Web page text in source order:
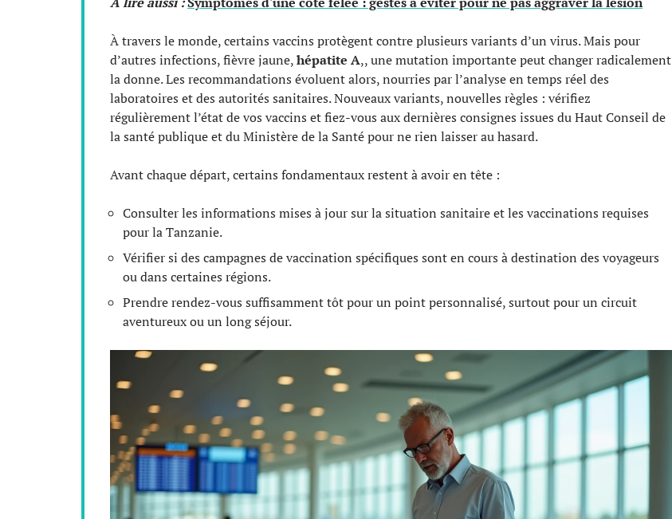
À travers le monde, certains vaccins protègent contre plusieurs variants d’un virus. Mais pour
d’autres infections, fièvre jaune,hépatite A,, une mutation importante peut changer radicalement
la donne. Les recommandations évoluent alors, nourries par l’analyse en temps réel des
laboratoires et des autorités sanitaires. Nouveaux variants, nouvelles règles : vérifiez
régulièrement l’état de vos vaccins et fiez-vous aux dernières consignes issues du Haut Conseil de
la santé publique et du Ministère de la Santé pour ne rien laisser au hasard.
Avant chaque départ, certains fondamentaux restent à avoir en tête :
Consulter les informations mises à jour sur la situation sanitaire et les vaccinations requises
pour la Tanzanie.
Vérifier si des campagnes de vaccination spécifiques sont en cours à destination des voyageurs
ou dans certaines régions.
Prendre rendez-vous suffisamment tôt pour un point personnalisé, surtout pour un circuit
aventureux ou un long séjour.